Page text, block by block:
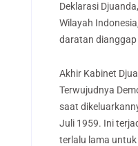
Deklarasi
Wilayah
daratan
Akhir Kabinet
Terwujudnya
saat
Juli 1959. Ini
terlalu lama